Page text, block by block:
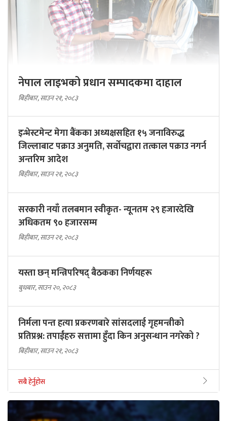
नेपाल लाइभको प्रधान सम्पादकमा दाहाल
बिहीबार, साउन २१, २०८३
इन्भेस्टमेन्ट मेगा बैंकका अध्यक्षसहित १५ जनाविरुद्ध
जिल्लाबाट पक्राउ अनुमति, सर्वोचद्वारा तत्काल पक्राउ नगर्न
अन्तरिम आदेश
बिहीबार, साउन २१, २०८३
सरकारी नयाँ तलबमान स्वीकृत- न्यूनतम २९ हजारदेखि
अधिकतम ९० हजारसम्म
बिहीबार, साउन २१, २०८३
यस्ता छन् मन्त्रिपरिषद् बैठकका निर्णयहरू
बुधबार, साउन २०, २०८३
निर्मला पन्त हत्या प्रकरणबारे सांसदलाई गृहमन्त्रीको
प्रतिप्रश्न: तपाईंहरु सत्तामा हुँदा किन अनुसन्धान नगरेको ?
बिहीबार, साउन २१, २०८३
सबै हेर्नुहोस